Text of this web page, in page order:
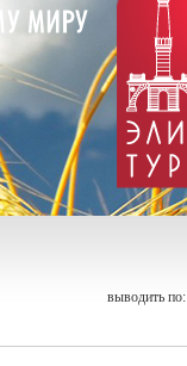
выводить по: